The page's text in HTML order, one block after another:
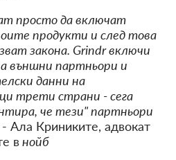
просто да включат
продукти и след това
закона. Grindr включи
външни партньори и
данни на
трети страни - сега
че тези" партньори
- Ала Криниките, адвокат
внойб